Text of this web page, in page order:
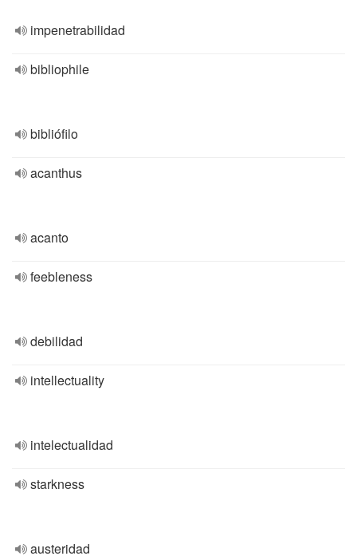
impenetrabilidad
bibliophile
bibliófilo
acanthus
acanto
feebleness
debilidad
intellectuality
intelectualidad
starkness
austeridad